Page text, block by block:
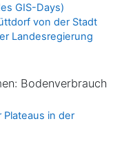
GIS-Days)
von der Stadt
Landesregierung
Bodenverbrauch
in der